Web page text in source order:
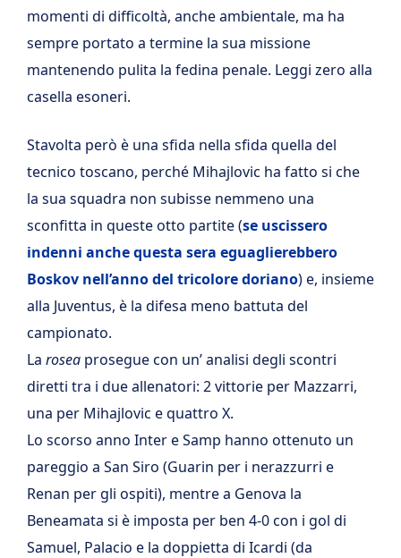
momenti di difficoltà, anche ambientale, ma ha
sempre portato a termine la sua missione
mantenendo pulita la fedina penale. Leggi zero alla
casella esoneri.
Stavolta però è una sfida nella sfida quella del
tecnico toscano, perché Mihajlovic ha fatto si che
la sua squadra non subisse nemmeno una
sconfitta in queste otto partite (se uscissero
indenni anche questa sera eguaglierebbero
Boskov nell’anno del tricolore doriano) e, insieme
alla Juventus, è la difesa meno battuta del
campionato.
La rosea prosegue con un’ analisi degli scontri
diretti tra i due allenatori: 2 vittorie per Mazzarri,
una per Mihajlovic e quattro X.
Lo scorso anno Inter e Samp hanno ottenuto un
pareggio a San Siro (Guarin per i nerazzurri e
Renan per gli ospiti), mentre a Genova la
Beneamata si è imposta per ben 4-0 con i gol di
Samuel, Palacio e la doppietta di Icardi (da